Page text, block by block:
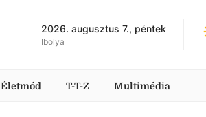
2026. augusztus 7., péntek
Ibolya
Életmód T-T-Z Multimédia